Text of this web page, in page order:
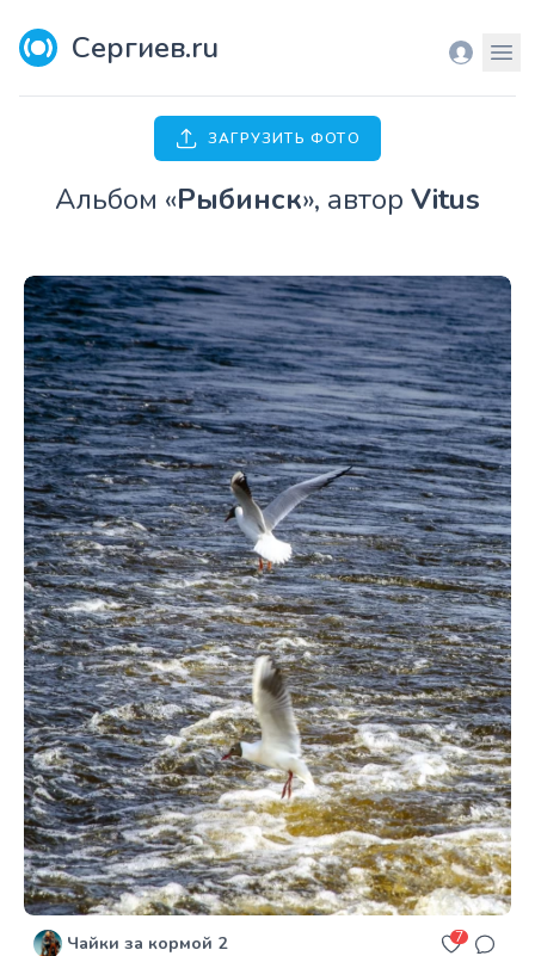
Сергиев.ru Вход
ЗАГРУЗИТЬ ФОТО
Aльбом «Рыбинск», автор Vitus
Чайки за кормой 2 7